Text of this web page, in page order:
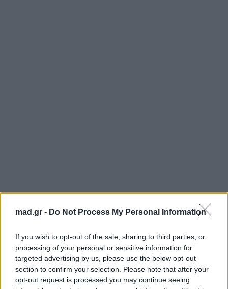
mad.gr - Do Not Process My Personal Information
If you wish to opt-out of the sale, sharing to third parties, or
processing of your personal or sensitive information for
targeted advertising by us, please use the below opt-out
section to confirm your selection. Please note that after your
opt-out request is processed you may continue seeing